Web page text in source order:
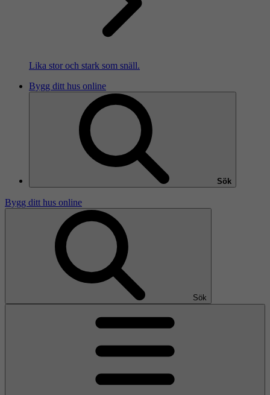
Lika stor och stark som snäll.
Bygg ditt hus online
Sök
Bygg ditt hus online
Sök